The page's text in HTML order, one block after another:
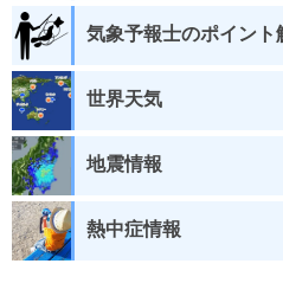
気象予報士のポイント
世界天気
地震情報
熱中症情報